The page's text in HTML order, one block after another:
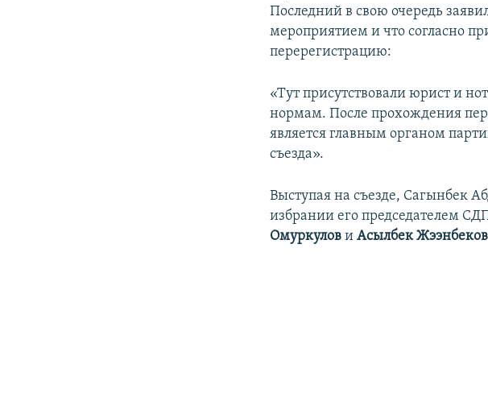
Последний в свою очередь
мероприятием и что согласно
перерегистрацию:
«Тут присутствовали юрист и
нормам. После прохождения
является главным органом
съезда».
Выступая на съезде, Сагынбек
избрании его председателем
Омуркулов иАсылбек Жээнбеков